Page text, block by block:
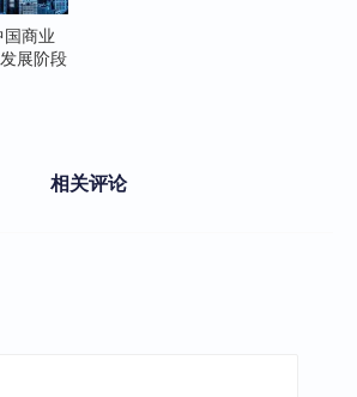
商业
展阶段
相关评论